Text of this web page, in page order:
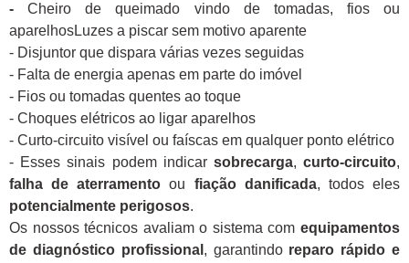
-Cheiro de queimado vindo de tomadas, fios ou
aparelhosLuzes a piscar sem motivo aparente
- Disjuntor que dispara várias vezes seguidas
- Falta de energia apenas em parte do imóvel
- Fios ou tomadas quentes ao toque
- Choques elétricos ao ligar aparelhos
- Curto-circuito visível ou faíscas em qualquer ponto elétrico
- Esses sinais podem indicar sobrecarga,curto-circuito,
falha de aterramento ou fiação danificada, todos eles
potencialmente perigosos.
Os nossos técnicos avaliam o sistema com equipamentos
de diagnóstico profissional , garantindo reparo rápido e